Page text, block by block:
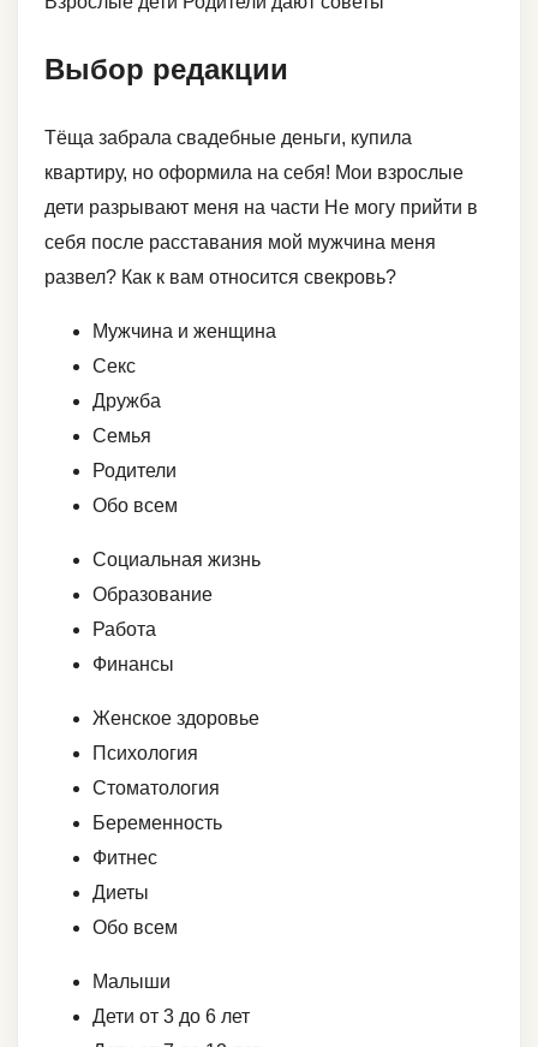
Выбор редакции
Тёща забрала свадебные деньги, купила
квартиру, но оформила на себя! Мои взрослые
дети разрывают меня на части Не могу прийти в
себя после расставания мой мужчина меня
развел? Как к вам относится свекровь?
Мужчина и женщина
Секс
Дружба
Семья
Родители
Обо всем
Социальная жизнь
Образование
Работа
Финансы
Женское здоровье
Психология
Стоматология
Беременность
Фитнес
Диеты
Обо всем
Малыши
Дети от 3 до 6 лет